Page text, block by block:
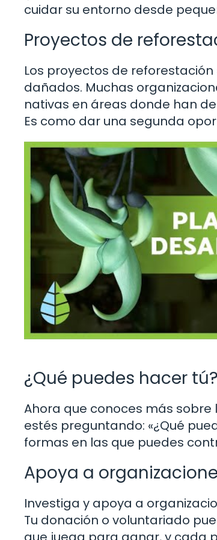
cuidar su entorno desde
Proyectos de
Los proyectos de
dañados. Muchas
nativas en áreas donde han
Es como dar una segunda
¿Qué puedes hacer tú?
Ahora que conoces más
estés preguntando: «¿Qué
formas en las que puedes
Apoya a
Investiga y apoya a
Tu donación o voluntariado